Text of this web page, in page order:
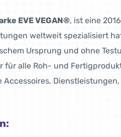
EVE VEGAN®, ist eine
weltweit spezialisiert
Ursprung und ohne
alle Roh- und